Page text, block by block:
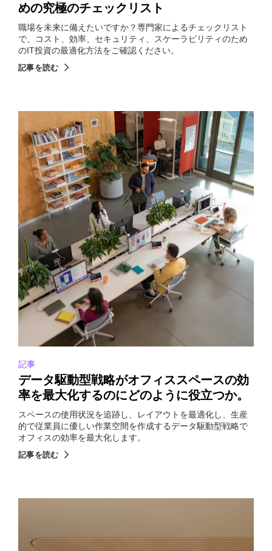
めの究極のチェックリスト
職場を未来に備えたいですか？専門家によるチェックリスト
で、コスト、効率、セキュリティ、スケーラビリティのため
のIT投資の最適化方法をご確認ください。
記事を読む
記事
データ駆動型戦略がオフィススペースの効
率を最大化するのにどのように役立つか。
スペースの使用状況を追跡し、レイアウトを最適化し、生産
的で従業員に優しい作業空間を作成するデータ駆動型戦略で
オフィスの効率を最大化します。
記事を読む